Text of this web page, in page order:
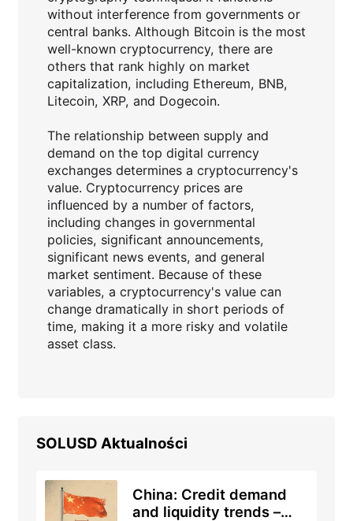
without interference from governments or
central banks. Although Bitcoin is the most
well-known cryptocurrency, there are
others that rank highly on market
capitalization, including Ethereum, BNB,
Litecoin, XRP, and Dogecoin.
The relationship between supply and
demand on the top digital currency
exchanges determines a cryptocurrency's
value. Cryptocurrency prices are
influenced by a number of factors,
including changes in governmental
policies, significant announcements,
significant news events, and general
market sentiment. Because of these
variables, a cryptocurrency's value can
change dramatically in short periods of
time, making it a more risky and volatile
asset class.
SOLUSD Aktualności
China: Credit demand
and liquidity trends –